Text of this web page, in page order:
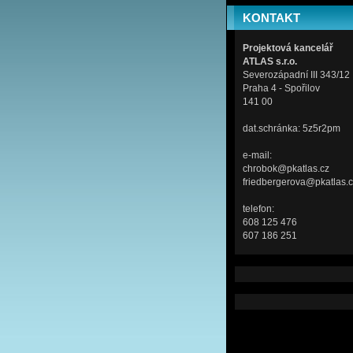
KONTAKT
Projektová kancelář
ATLAS s.r.o.
Severozápadní III 343/12
Praha 4 - Spořilov
141 00
dat.schránka: 5z5r2pm
e-mail:
chrobok@pkatlas.cz
telefon:
608 125 476
607 186 251